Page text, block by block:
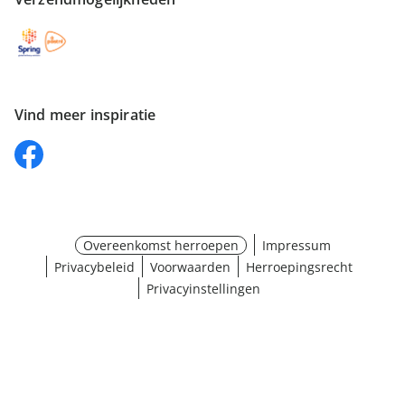
Vind meer inspiratie
Overeenkomst herroepen
Impressum
Privacybeleid
Voorwaarden
Herroepingsrecht
Privacyinstellingen